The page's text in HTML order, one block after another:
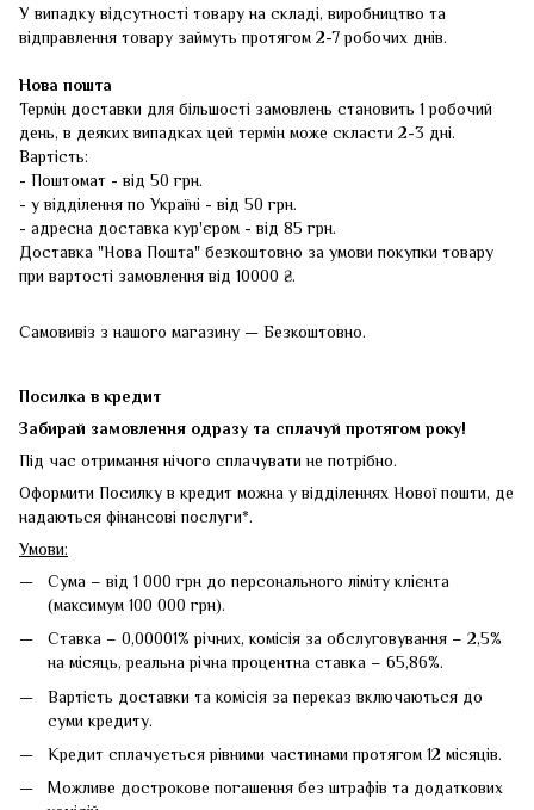
У випадку відсутності товару на складі, виробництво та
відправлення товару займуть протягом 2-7 робочих днів.
Нова пошта
Термін доставки для більшості замовлень становить 1 робочий
день, в деяких випадках цей термін може скласти 2-3 дні.
Вартість:
- Поштомат - від 50 грн.
- у відділення по Україні - від 50 грн.
- адресна доставка кур'єром - від 85 грн.
Доставка "Нова Пошта" безкоштовно за умови покупки товару
при вартості замовлення від 10000 ₴.
Самовивіз з нашого магазину — Безкоштовно.
Посилка в кредит
Забирай замовлення одразу та сплачуй протягом року!
Під час отримання нічого сплачувати не потрібно.
Оформити Посилку в кредит можна у відділеннях Нової пошти, де
надаються фінансові послуги*.
Умови:
Сума – від 1 000 грн до персонального ліміту клієнта
(максимум 100 000 грн).
Ставка – 0,00001% річних, комісія за обслуговування – 2,5%
на місяць, реальна річна процентна ставка – 65,86%.
Вартість доставки та комісія за переказ включаються до
суми кредиту.
Кредит сплачується рівними частинами протягом 12 місяців.
Можливе дострокове погашення без штрафів та додаткових